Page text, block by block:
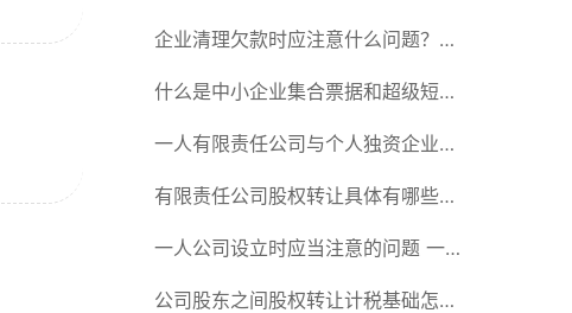
制加班公司没有加班费怎么办？
企业清理欠款时应注意什么问题？企
业短期借款需要注意哪些事项？
什么是中小企业集合票据和超级短期
融资券？一起来了解一下吧！
一人有限责任公司与个人独资企业的
区别 这些知识你都知道吗？
有限责任公司股权转让具体有哪些形
式？来了解下这五种形式
一人公司设立时应当注意的问题 一
人公司的特征
公司股东之间股权转让计税基础怎么